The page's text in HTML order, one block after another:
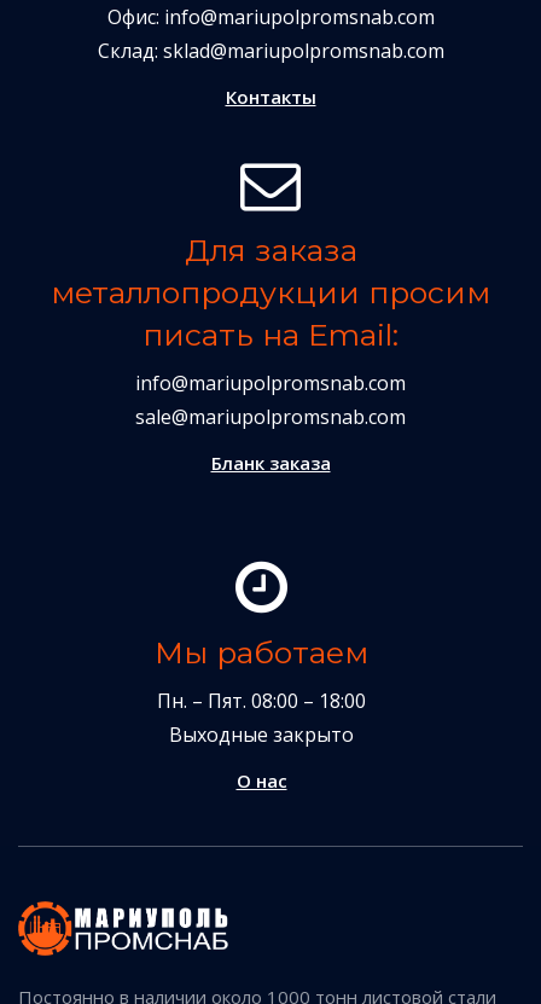
Офис: info@mariupolpromsnab.com
Склад: sklad@mariupolpromsnab.com
Контакты
Для заказа
металлопродукции просим
писать на Email:
info@mariupolpromsnab.com
sale@mariupolpromsnab.com
Бланк заказа
Мы работаем
Пн. – Пят. 08:00 – 18:00
Выходные закрыто
О нас
Постоянно в наличии около 1000 тонн листовой стали